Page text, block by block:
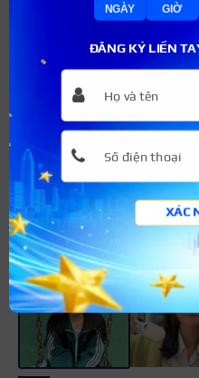
Tóc dài mái
Trong các kiểu tóc gái
ngoài thu hút, dễ thương
cạnh mái tóc tém hay tóc
3 ở xứ sở anh đào
nhiên, nếu yêu thích mái
tóc dài kết hợp mái bằng.
ĐĂNG KÝ LIỀN
NGÀY GIỜ
XÁC